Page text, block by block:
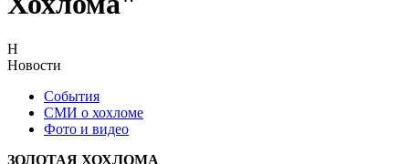
Н
Новости
События
СМИ о хохломе
Фото и видео
ЗОЛОТАЯ ХОХЛОМА